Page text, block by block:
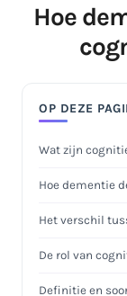
Hoe
OP DEZE
Wat zijn
Hoe dementie
Het verschil
De rol van
Definitie en